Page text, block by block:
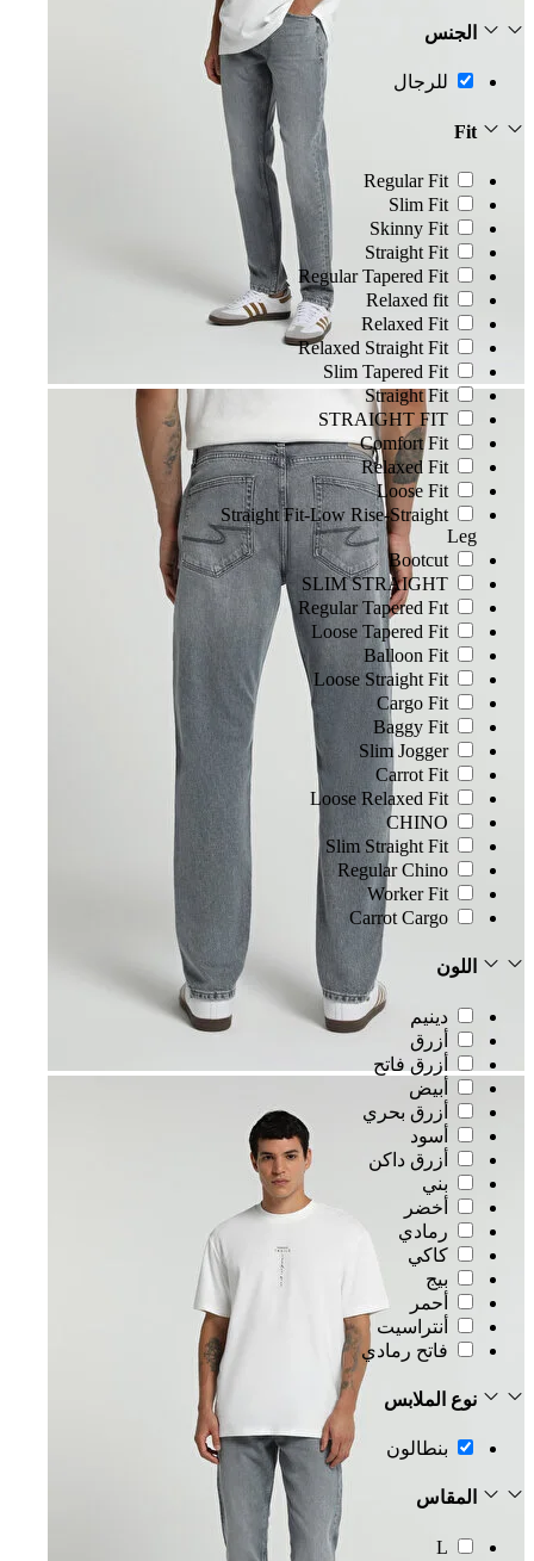
الجنس
للرجال
Fit
Regular Fit
Slim Fit
Skinny Fit
Straight Fit
Regular Tapered Fit
Relaxed fit
Relaxed Fit
Relaxed Straight Fit
Slim Tapered Fit
Straight Fit
STRAIGHT FIT
Comfort Fit
Relaxed Fit
Loose Fit
Straight Fit-Low Rise-Straight
Leg
Bootcut
SLIM STRAIGHT
Regular Tapered Fıt
Loose Tapered Fit
Balloon Fit
Loose Straight Fit
Cargo Fit
Baggy Fit
Slim Jogger
Carrot Fit
Loose Relaxed Fit
CHINO
Slim Straight Fit
Regular Chino
Worker Fit
Carrot Cargo
اللون
دينيم
أزرق
أزرق فاتح
أبيض
أزرق بحري
أسود
أزرق داكن
بني
أخضر
رمادي
كاكي
بيج
أحمر
أنتراسيت
فاتح رمادي
نوع الملابس
بنطالون
المقاس
L